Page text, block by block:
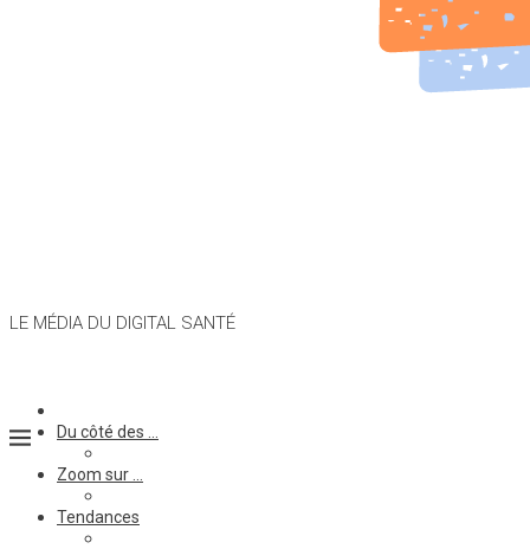
LE MÉDIA DU DIGITAL SANTÉ
Du côté des …
Zoom sur …
Tendances